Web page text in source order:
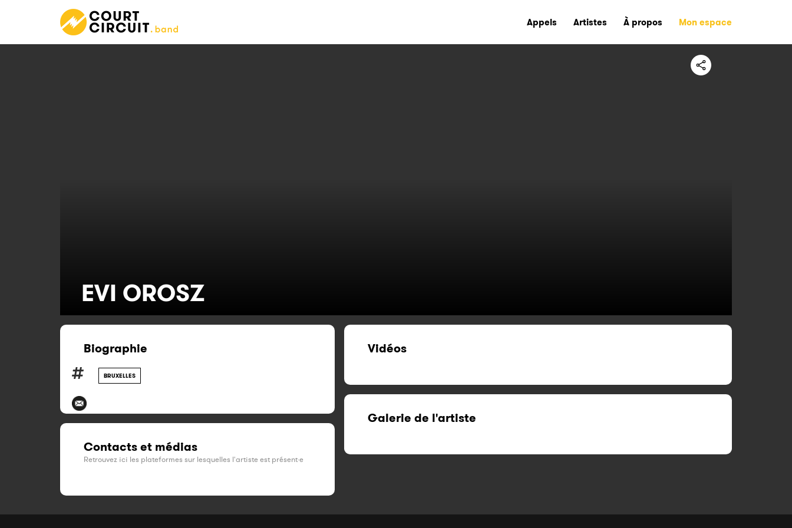
Appels Artistes À propos Mon espace
EVI OROSZ
Biographie
BRUXELLES
Contacts et médias
Retrouvez ici les plateformes sur lesquelles l'artiste est présent·e
Vidéos
Galerie de l'artiste